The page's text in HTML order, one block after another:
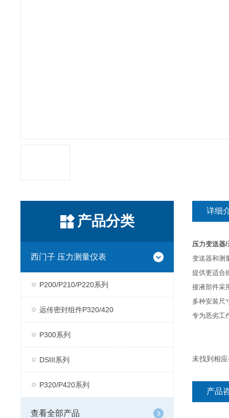
产品分类
西门子 压力测量仪表
P200/P210/P220系列
远传密封组件P320/420
P300系列
DSIII系列
P320/P420系列
查看全部产品
详细
压力变送器
变送器和测
提供更适合
接液部件采
多种安装尺
专为恶劣工
未找到相
产品